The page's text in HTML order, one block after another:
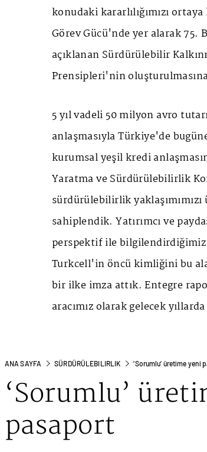
konudaki kararlılığımızı
Görev Gücü'nde yer alarak 75.
açıklanan Sürdürülebilir
Prensipleri'nin
5 yıl vadeli 50 milyon avro
anlaşmasıyla Türkiye'de
kurumsal yeşil kredi
Yaratma ve Sürdürülebilirlik
sürdürülebilirlik
sahiplendik. Yatırımcı ve
perspektif ile
Turkcell'in öncü kimliğini bu
bir ilke imza attık. Entegre
aracımız olarak gelecek
ANA SAYFA SÜRDÜRÜLEBILIRLIK ‘Sorumlu’ üretime yeni
‘Sorumlu’
pasaport